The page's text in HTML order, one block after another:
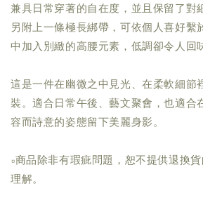
兼具日常穿著的自在度，並且保留了對
另附上一條極長綁帶，可依個人喜好繫
中加入別緻的高腰元素，低調卻令人回
這是一件在幽微之中見光、在柔軟細節
裝。適合日常午後、藝文聚會，也適合
容而詩意的姿態留下美麗身影。
▫商品除非有瑕疵問題，恕不提供退換
理解。